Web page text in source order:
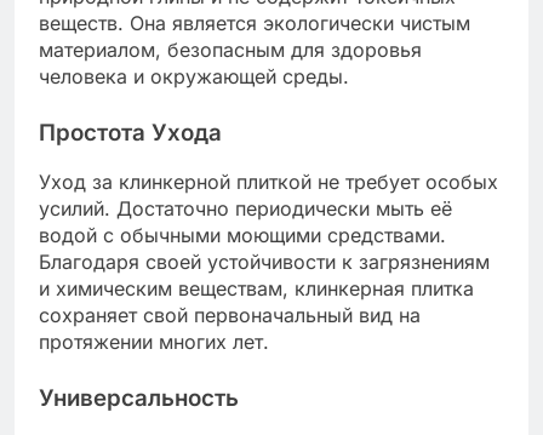
веществ. Она является экологически чистым
материалом, безопасным для здоровья
человека и окружающей среды.
Простота Ухода
Уход за клинкерной плиткой не требует особых
усилий. Достаточно периодически мыть её
водой с обычными моющими средствами.
Благодаря своей устойчивости к загрязнениям
и химическим веществам, клинкерная плитка
сохраняет свой первоначальный вид на
протяжении многих лет.
Универсальность